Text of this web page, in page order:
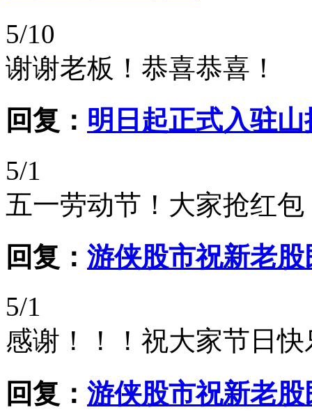
5/10
谢谢老板！恭喜恭喜！
回复： 明日起正式入驻
5/1
五一劳动节！大家抢红
回复： 游侠股市祝新老
5/1
感谢！！！祝大家节日快
回复： 游侠股市祝新老